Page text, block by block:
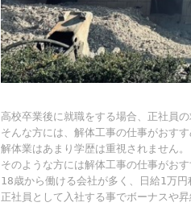
高校卒業後に就職をする場合、正社員
そんな方には、解体工事の仕事がおす
解体業はあまり学歴は重視されません。
そのような方には解体工事の仕事がお
18歳から働ける会社が多く、日給1万
正社員として入社する事でボーナスや